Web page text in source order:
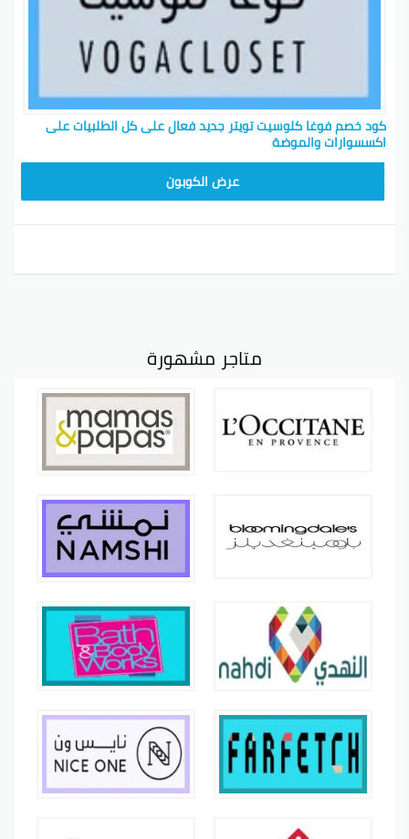
كود خصم فوغا كلوسيت تويتر جديد فعال على كل الطلبيات على
اكسسوارات والموضة
عرض الكوبون
متاجر مشهورة